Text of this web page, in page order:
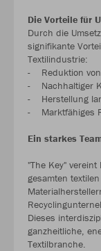
Die Vorteile für
Durch die
signifikante
Textilindustrie:
- Reduktion von
- Nachhaltiger
- Herstellung
- Marktfähiges
Ein starkes
"The Key"
gesamten
Dieses
ganzheitliche,
Textilbranche.